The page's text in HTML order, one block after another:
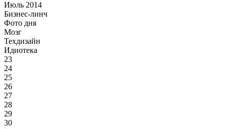
Июль 2014
Бизнес-линч
Фото дня
Мозг
Техдизайн
Идиотека
23
24
25
26
27
28
29
30